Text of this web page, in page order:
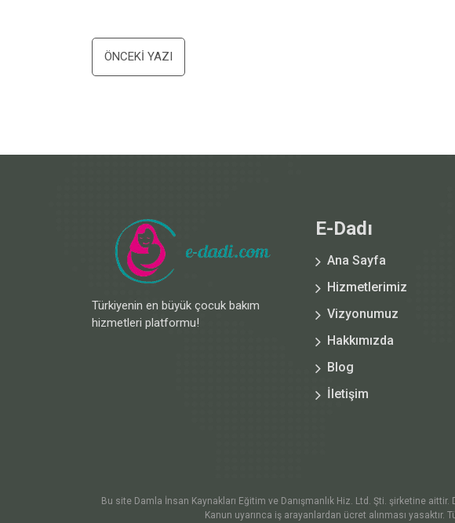
Yazı
dolaşımı
ÖNCEKI YAZI
Türkiyenin en büyük çocuk bakım
hizmetleri platformu!
E-Dadı
Ana Sayfa
Hizmetlerimiz
Vizyonumuz
Hakkımızda
Blog
İletişim
Bu site Damla İnsan Kaynakları Eğitim ve Danışmanlık Hiz. Ltd. Şti. şirketine
Kanun uyarınca iş arayanlardan ücret alınması